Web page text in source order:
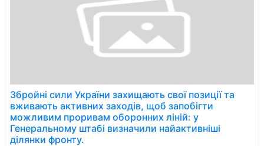
Збройні сили України захищають свої позиції та
вживають активних заходів, щоб запобігти
можливим проривам оборонних ліній: у
Генеральному штабі визначили найактивніші
ділянки фронту.